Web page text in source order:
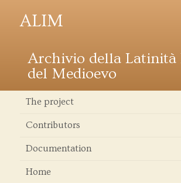
ALIM
Archivio della Latinità
del Medioevo
The project
Contributors
Documentation
Home